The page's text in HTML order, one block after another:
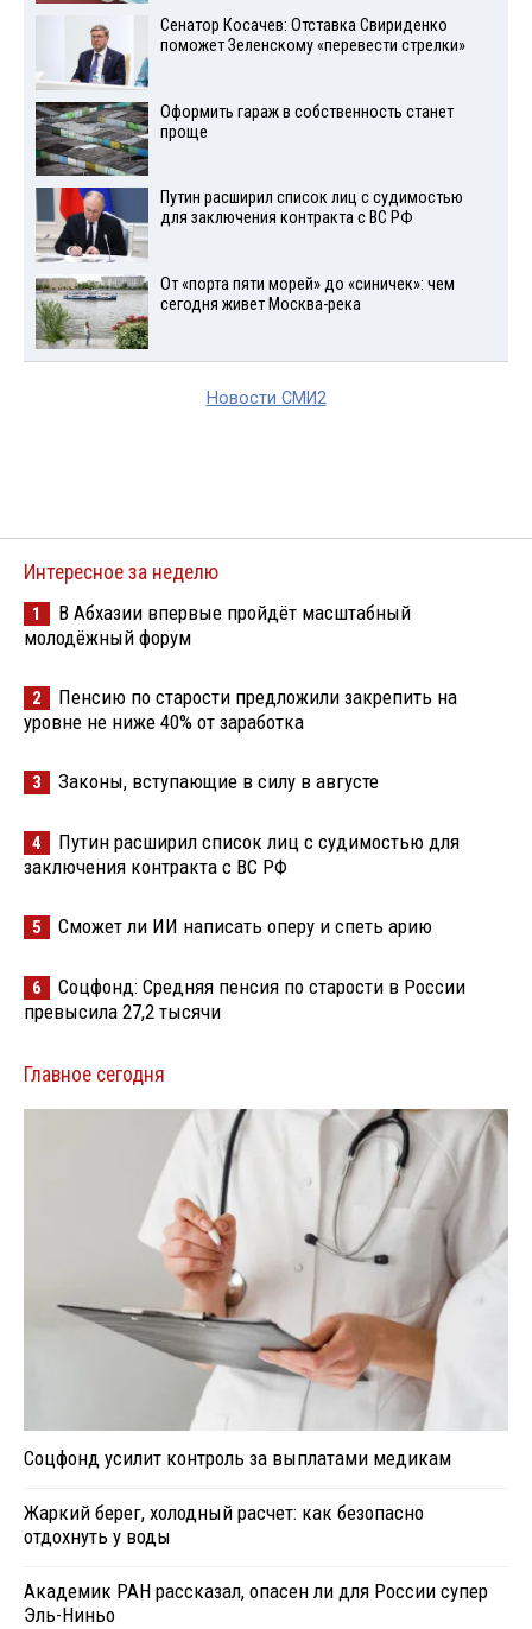
Сенатор Косачев: Отставка Свириденко
поможет Зеленскому «перевести стрелки»
Оформить гараж в собственность станет
проще
Путин расширил список лиц с судимостью
для заключения контракта с ВС РФ
От «порта пяти морей» до «синичек»: чем
сегодня живет Москва-река
Новости СМИ2
Интересное за неделю
1
В Абхазии впервые пройдёт масштабный
молодёжный форум
2
Пенсию по старости предложили закрепить на
уровне не ниже 40% от заработка
3 Законы, вступающие в силу в августе
4
Путин расширил список лиц с судимостью для
заключения контракта с ВС РФ
5 Сможет ли ИИ написать оперу и спеть арию
6
Соцфонд: Средняя пенсия по старости в России
превысила 27,2 тысячи
Главное сегодня
Соцфонд усилит контроль за выплатами медикам
Жаркий берег, холодный расчет: как безопасно
отдохнуть у воды
Академик РАН рассказал, опасен ли для России супер
Эль-Ниньо